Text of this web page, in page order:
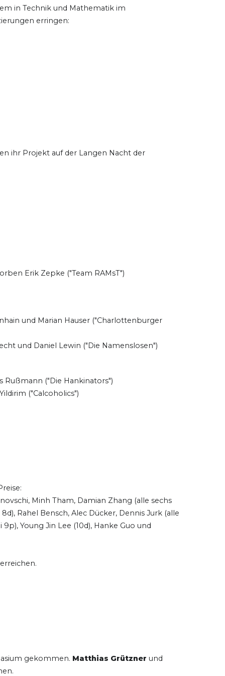
in Technik und Mathematik im
erringen:
ihr Projekt auf der Langen Nacht der
Erik Zepke ("Team RAMsT")
und Marian Hauser ("Charlottenburger
und Daniel Lewin ("Die Namenslosen")
Rußmann ("Die Hankinators")
("Calcoholics")
Minh Tham, Damian Zhang (alle sechs
Rahel Bensch, Alec Dücker, Dennis Jurk (alle
Young Jin Lee (10d), Hanke Guo und
gekommen. Matthias Grützner und